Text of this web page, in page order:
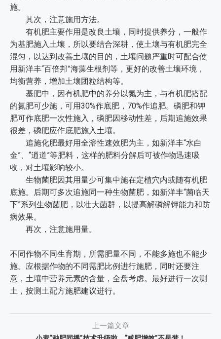
施。
其次，注意施用方法。
有机肥主要作用是改良土壤，同时提供养分，一般作
为基肥施入土壤，所以要结合深耕，使土壤与有机肥完全
混匀，以达到改善土壤的目的，土壤问题严重时可配合使
用新洋丰“百倍邦”海藻生根剂等，更好的改善土壤环境，
均衡营养，增加土壤团粒结构等。
基肥中，因有机肥中的养分以氮为主，与有机肥搭配
的氮肥可少施，可用30%作底肥，70%作追肥。磷肥和钾
肥可作底肥一次性施入，磷肥因移动性差，后期追施效果
很差，磷肥应作底肥施入土壤。
追施化肥最好用全溶性速效肥为主，如新洋丰“水白
金”、“逍道”等肥料，这样的肥料分解后可被作物迅速吸
收，对土壤影响较小。
生物菌肥因其用量少可集中施在定植穴内或随有机肥
底施。后期可多次追施同一种生物菌肥，如新洋丰“菌临天
下”系列生物菌肥，以壮大菌群，以提高解磷解钾能力和防
病效果。
再次，注意施用量。
不同作物不同生育期，所需肥量不同，不能多施也不能少
施。应根据作物的不同需肥比例进行施肥，同时还要注
意，土壤中营养元素的含量，全盘考虑。最好进行一次测
土，按测土配方施肥建议进行。
上一篇文章